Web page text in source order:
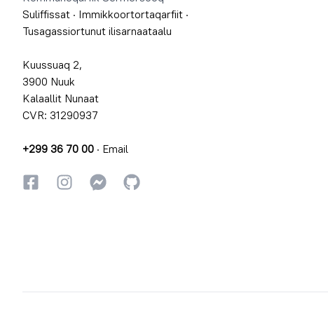
Suliffissat · Immikkoortortaqarfiit ·
Tusagassiortunut ilisarnaataalu
Kuussuaq 2,
3900 Nuuk
Kalaallit Nunaat
CVR: 31290937
+299 36 70 00 · Email
FacebookkiInstagrammiInstagrammi
GitHub